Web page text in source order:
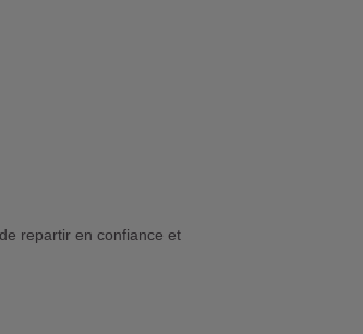
repartir en confiance et